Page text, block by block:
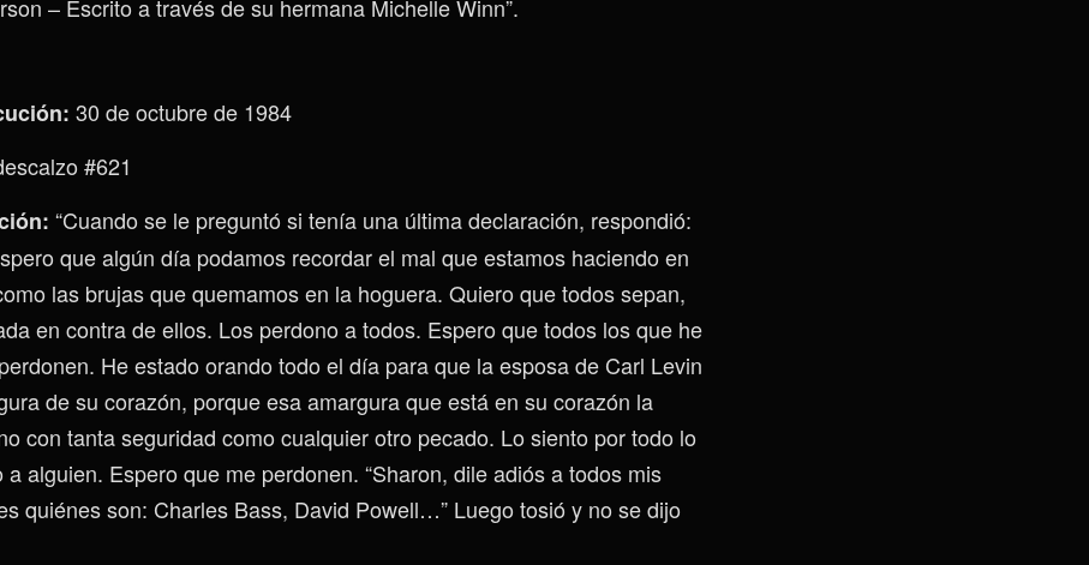
– Escrito a través de su hermana Michelle Winn”.
30 de octubre de 1984
#621
“Cuando se le preguntó si tenía una última declaración, respondió:
que algún día podamos recordar el mal que estamos haciendo en
las brujas que quemamos en la hoguera. Quiero que todos sepan,
en contra de ellos. Los perdono a todos. Espero que todos los que he
He estado orando todo el día para que la esposa de Carl Levin
de su corazón, porque esa amargura que está en su corazón la
con tanta seguridad como cualquier otro pecado. Lo siento por todo lo
alguien. Espero que me perdonen. “Sharon, dile adiós a todos mis
quiénes son: Charles Bass, David Powell…” Luego tosió y no se dijo